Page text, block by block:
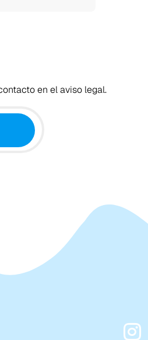
en el aviso legal.